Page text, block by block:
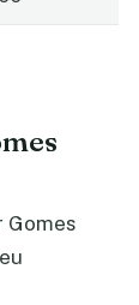
Gomes